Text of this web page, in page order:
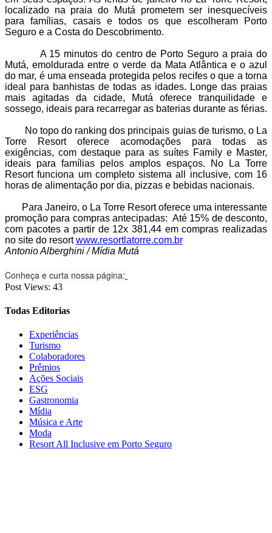
localizado na praia do Mutá prometem ser inesquecíveis
para famílias, casais e todos os que escolheram Porto
Seguro e a Costa do Descobrimento.
A 15 minutos do centro de Porto Seguro a praia do
Mutá, emoldurada entre o verde da Mata Atlântica e o azul
do mar, é uma enseada protegida pelos recifes o que a torna
ideal para banhistas de todas as idades. Longe das praias
mais agitadas da cidade, Mutá oferece tranquilidade e
sossego, ideais para recarregar as baterias durante as férias.
No topo do ranking dos principais guias de turismo, o La
Torre Resort oferece acomodações para todas as
exigências, com destaque para as suítes Family e Master,
ideais para famílias pelos amplos espaços. No La Torre
Resort funciona um completo sistema all inclusive, com 16
horas de alimentação por dia, pizzas e bebidas nacionais.
Para Janeiro, o La Torre Resort oferece uma interessante
promoção para compras antecipadas: Até 15% de desconto,
com pacotes a partir de 12x 381,44 em compras realizadas
no site do resortwww.resortlatorre.com.br
Antonio Alberghini / Mídia Mutá
Conheça e curta nossa página:
Post Views: 43
Todas Editorias
Experiências
Turismo
Colaboradores
Prêmios
Ações Sociais
ESG
Gastronomia
Mídia
Música e Arte
Moda
Resort All Inclusive em Porto Seguro